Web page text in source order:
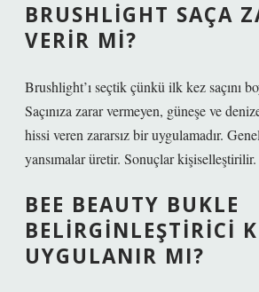
BRUSHLIGHT SAÇA
VERIR MI?
Brushlight’ı seçtik çünkü ilk kez saçını
Saçınıza zarar vermeyen, güneşe ve
hissi veren zararsız bir uygulamadır.
yansımalar üretir. Sonuçlar kişiselleştirilir.
BEE BEAUTY BUKLE
BELIRGINLEŞTIRICI
UYGULANIR MI?